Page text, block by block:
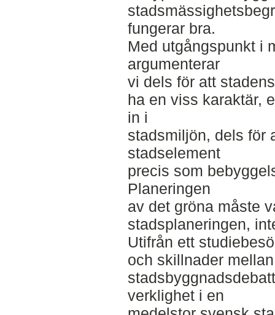
fungerar bra.
Med utgångspunkt i
argumenterar
vi dels för att
ha en viss karaktär,
in i
stadsmiljön, dels för
stadselement
precis som
Planeringen
av det gröna måste
stadsplaneringen,
Utifrån ett
och skillnader
verklighet i en